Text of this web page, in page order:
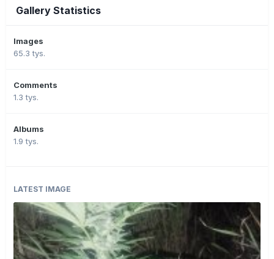
Gallery Statistics
Images
65.3 tys.
Comments
1.3 tys.
Albums
1.9 tys.
LATEST IMAGE